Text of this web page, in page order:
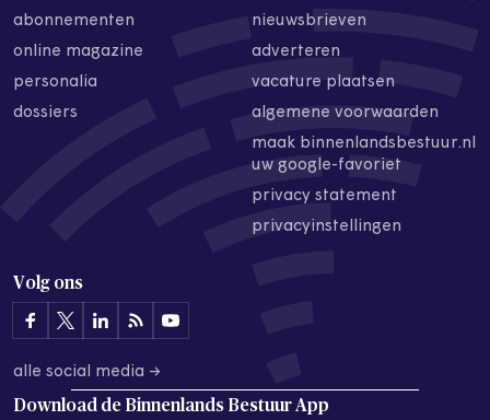
abonnementen
online magazine
personalia
dossiers
nieuwsbrieven
adverteren
vacature plaatsen
algemene voorwaarden
maak binnenlandsbestuur.nl
uw google-favoriet
privacy statement
privacyinstellingen
Volg ons
alle social media →
Download de Binnenlands Bestuur App